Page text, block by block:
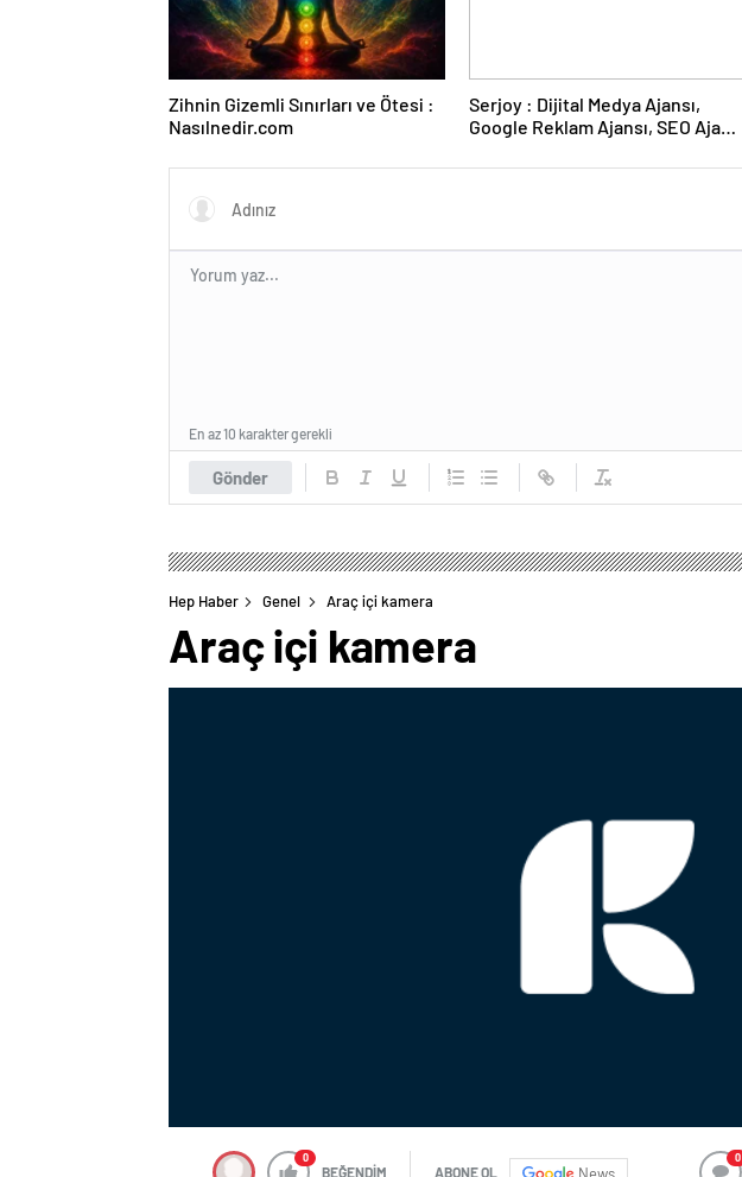
Zihnin Gizemli Sınırları ve Ötesi :
Nasılnedir.com
Serjoy : Dijital Medya Ajansı,
Google Reklam Ajansı, SEO Ajansı
Gönder
En az 10 karakter gerekli
Hep Haber Genel Araç içi kamera
Araç içi kamera
0
BEĞENDİM ABONE OL
0